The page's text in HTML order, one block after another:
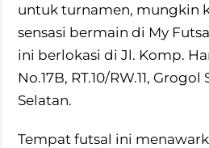
untuk turnamen, mungkin
sensasi bermain di My
ini berlokasi di Jl. Komp.
No.17B, RT.10/RW.11,
Selatan.
Tempat futsal ini